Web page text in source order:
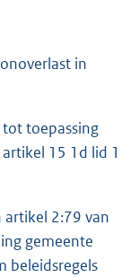
in
toepassing
15 1d lid 1
artikel 2:79 van
gemeente
beleidsregels